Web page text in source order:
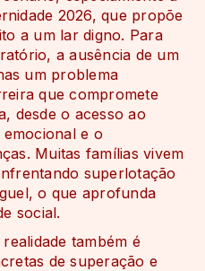
2026, que propõe
a um lar digno. Para
a ausência de um
um problema
que compromete
desde o acesso ao
e o
Muitas famílias vivem
superlotação
o que aprofunda
social.
também é
de superação e